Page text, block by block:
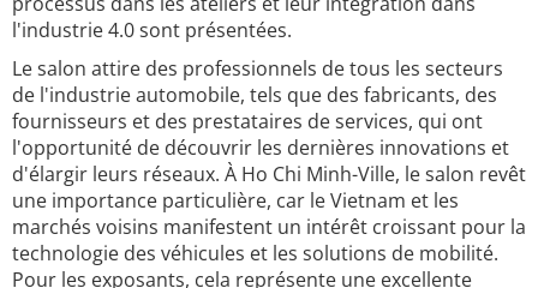
l'industrie 4.0 sont présentées.
Le salon attire des professionnels de tous les secteurs
de l'industrie automobile, tels que des fabricants, des
fournisseurs et des prestataires de services, qui ont
l'opportunité de découvrir les dernières innovations et
d'élargir leurs réseaux. À Ho Chi Minh-Ville, le salon revêt
une importance particulière, car le Vietnam et les
marchés voisins manifestent un intérêt croissant pour la
technologie des véhicules et les solutions de mobilité.
Pour les exposants, cela représente une excellente